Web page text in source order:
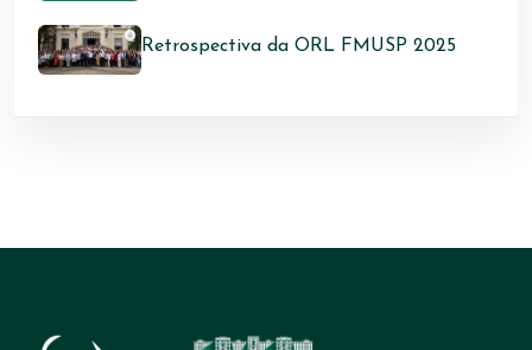
Retrospectiva da ORL FMUSP 2025